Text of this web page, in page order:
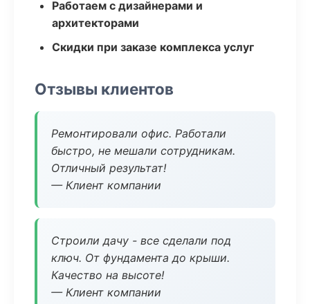
Работаем с дизайнерами и
архитекторами
Скидки при заказе комплекса услуг
Отзывы клиентов
Ремонтировали офис. Работали
быстро, не мешали сотрудникам.
Отличный результат!
— Клиент компании
Строили дачу - все сделали под
ключ. От фундамента до крыши.
Качество на высоте!
— Клиент компании